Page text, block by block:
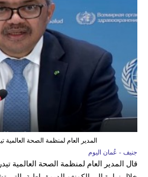
المدير العام لمنظمة الصحة
جنيف - عُمان اليوم
قال المدير العام لمنظمة الصحة العالمية